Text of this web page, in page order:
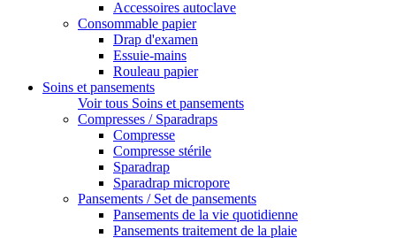
Accessoires autoclave
Consommable papier
Drap d'examen
Essuie-mains
Rouleau papier
Soins et pansements
Voir tous Soins et pansements
Compresses / Sparadraps
Compresse
Compresse stérile
Sparadrap
Sparadrap micropore
Pansements / Set de pansements
Pansements de la vie quotidienne
Pansements traitement de la plaie